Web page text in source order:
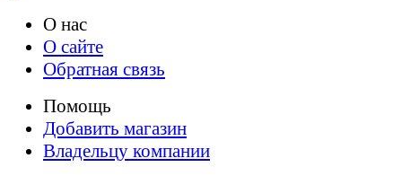
О нас
О сайте
Обратная связь
Помощь
Добавить магазин
Владельцу компании